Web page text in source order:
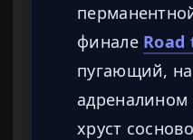
финале Road
пугающий,
хруст